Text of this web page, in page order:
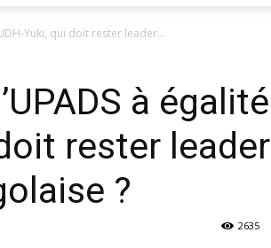
Yuki, qui doit rester leader...
à égalité
rester leader
?
2635